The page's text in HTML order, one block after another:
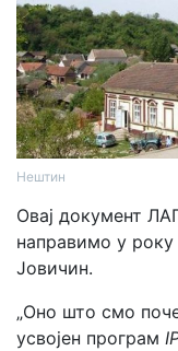
Нештин
Овај документ
направимо у року
Јовичин.
„Оно што смо
усвојен програм